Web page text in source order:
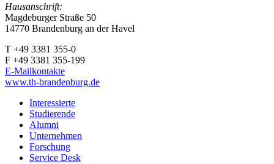
Hausanschrift:
Magdeburger Straße 50
14770 Brandenburg an der Havel
T +49 3381 355-0
F +49 3381 355-199
E-Mailkontakte
www.th-brandenburg.de
Interessierte
Studierende
Alumni
Unternehmen
Forschung
Service Desk